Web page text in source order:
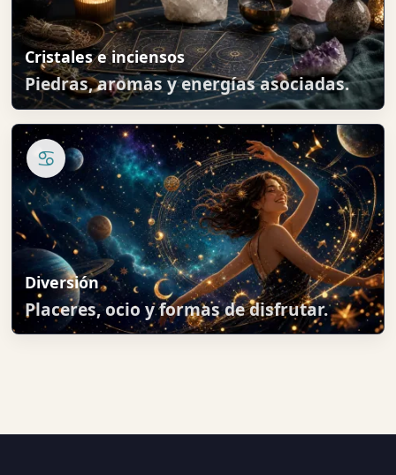
Cristales e inciensos
Piedras, aromas y energías asociadas.
♋
Diversión
Placeres, ocio y formas de disfrutar.